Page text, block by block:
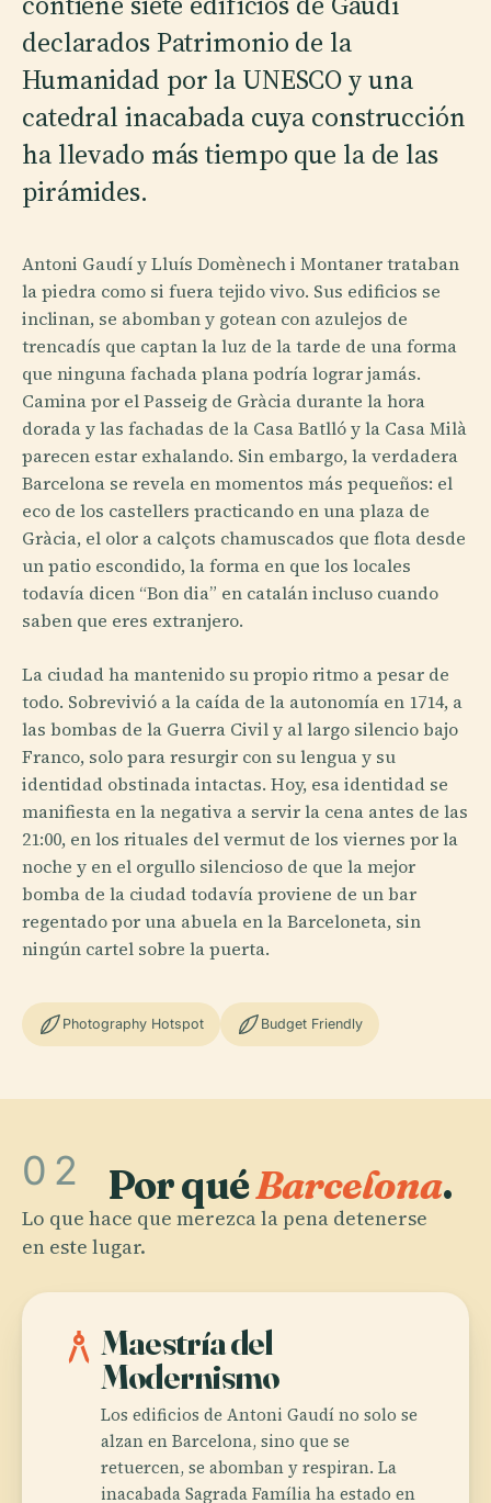
declarados Patrimonio de la
Humanidad por la UNESCO y una
catedral inacabada cuya construcción
ha llevado más tiempo que la de las
pirámides.
Antoni Gaudí y Lluís Domènech i Montaner trataban
la piedra como si fuera tejido vivo. Sus edificios se
inclinan, se abomban y gotean con azulejos de
trencadís que captan la luz de la tarde de una forma
que ninguna fachada plana podría lograr jamás.
Camina por el Passeig de Gràcia durante la hora
dorada y las fachadas de la Casa Batlló y la Casa Milà
parecen estar exhalando. Sin embargo, la verdadera
Barcelona se revela en momentos más pequeños: el
eco de los castellers practicando en una plaza de
Gràcia, el olor a calçots chamuscados que flota desde
un patio escondido, la forma en que los locales
todavía dicen “Bon dia” en catalán incluso cuando
saben que eres extranjero.
La ciudad ha mantenido su propio ritmo a pesar de
todo. Sobrevivió a la caída de la autonomía en 1714, a
las bombas de la Guerra Civil y al largo silencio bajo
Franco, solo para resurgir con su lengua y su
identidad obstinada intactas. Hoy, esa identidad se
manifiesta en la negativa a servir la cena antes de las
21:00, en los rituales del vermut de los viernes por la
noche y en el orgullo silencioso de que la mejor
bomba de la ciudad todavía proviene de un bar
regentado por una abuela en la Barceloneta, sin
ningún cartel sobre la puerta.
Photography Hotspot Budget Friendly
02 Por quéBarcelona.
Lo que hace que merezca la pena detenerse
en este lugar.
architecture Maestría del
Modernismo
Los edificios de Antoni Gaudí no solo se
alzan en Barcelona, sino que se
retuercen, se abomban y respiran. La
inacabada Sagrada Família ha estado en